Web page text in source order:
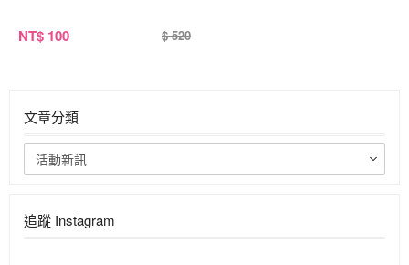
NT$ 100 $ 520
文章分類
活動新訊
追蹤 Instagram